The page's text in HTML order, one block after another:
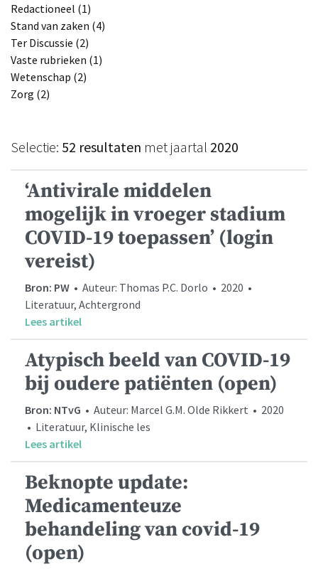
Redactioneel (1)
Stand van zaken (4)
Ter Discussie (2)
Vaste rubrieken (1)
Wetenschap (2)
Zorg (2)
Selectie: 52 resultaten met jaartal 2020
‘Antivirale middelen
mogelijk in vroeger stadium
COVID-19 toepassen’ (login
vereist)
Bron: PW • Auteur: Thomas P.C. Dorlo • 2020 •
Literatuur, Achtergrond
Lees artikel
Atypisch beeld van COVID-19
bij oudere patiënten (open)
Bron: NTvG • Auteur: Marcel G.M. Olde Rikkert • 2020
• Literatuur, Klinische les
Lees artikel
Beknopte update:
Medicamenteuze
behandeling van covid-19
(open)